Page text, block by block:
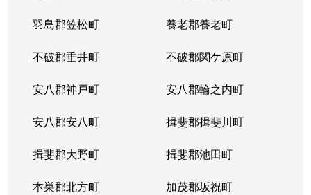
羽島郡笠松町 養老郡養老町
不破郡垂井町 不破郡関ケ原町
安八郡神戸町 安八郡輪之内町
安八郡安八町 揖斐郡揖斐川町
揖斐郡大野町 揖斐郡池田町
本巣郡北方町 加茂郡坂祝町